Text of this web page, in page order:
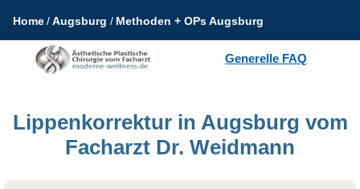
Generelle FAQ
Home Augsburg Methoden + OPs Augsburg
Lippenkorrektur in Augsburg vom
Facharzt Dr. Weidmann